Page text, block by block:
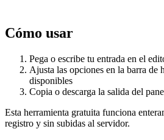
Cómo usar
Pega o escribe tu entrada en el
Ajusta las opciones en la barra de
disponibles
Copia o descarga la salida del
Esta herramienta gratuita funciona
registro y sin subidas al servidor.